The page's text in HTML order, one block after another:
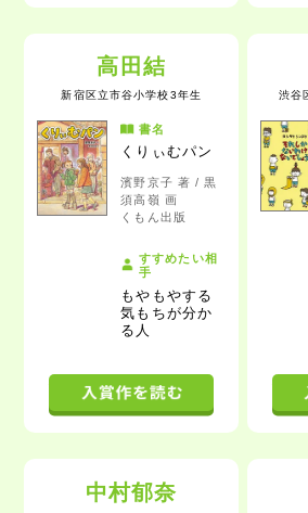
高田結
新宿区立市谷小学校3年生
書名
くりぃむパン
濱野京子 著 / 黒
須高嶺 画
くもん出版
すすめたい相
手
もやもやする
気もちが分か
る人
渋谷
中村郁奈